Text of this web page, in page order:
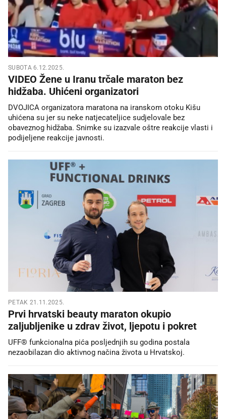
SUBOTA 6.12.2025.
VIDEO Žene u Iranu trčale maraton bez
hidžaba. Uhićeni organizatori
DVOJICA organizatora maratona na iranskom otoku Kišu
uhićena su jer su neke natjecateljice sudjelovale bez
obaveznog hidžaba. Snimke su izazvale oštre reakcije vlasti i
podijeljene reakcije javnosti.
PETAK 21.11.2025.
Prvi hrvatski beauty maraton okupio
zaljubljenike u zdrav život, ljepotu i pokret
UFF® funkcionalna pića posljednjih su godina postala
nezaobilazan dio aktivnog načina života u Hrvatskoj.